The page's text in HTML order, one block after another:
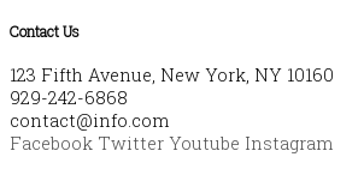
Contact Us
123 Fifth Avenue, New York, NY 10160
929-242-6868
contact@info.com
Facebook Twitter Youtube Instagram